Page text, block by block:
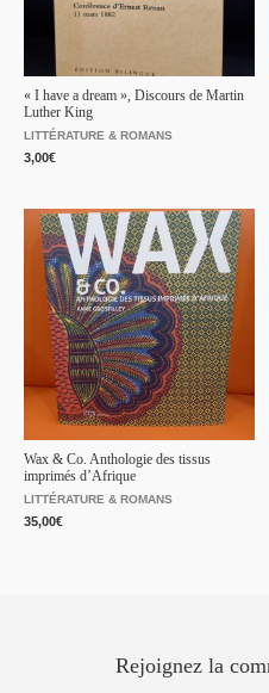
« I have a dream », Discours de Martin
Luther King
LITTÉRATURE & ROMANS
3,00€
Wax & Co. Anthologie des tissus
imprimés d’Afrique
LITTÉRATURE & ROMANS
35,00€
Rejoignez la